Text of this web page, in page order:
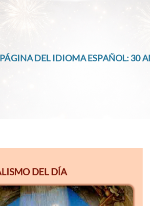
DEL IDIOMA ESPAÑOL: 30
DEL DÍA